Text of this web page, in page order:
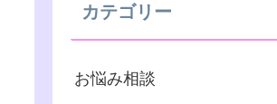
カテゴリー
お悩み相談